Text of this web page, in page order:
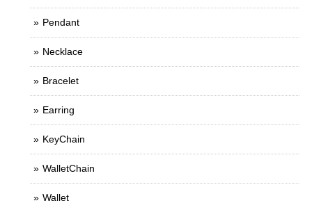
Pendant
Necklace
Bracelet
Earring
KeyChain
WalletChain
Wallet